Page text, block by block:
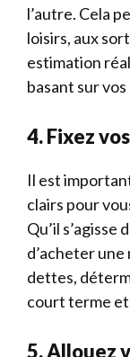
l’autre. Cela
loisirs, aux
estimation
basant sur
4. Fixez
Il est
clairs pour
Qu’il s’agisse
d’acheter
dettes,
court terme
5. Allouez